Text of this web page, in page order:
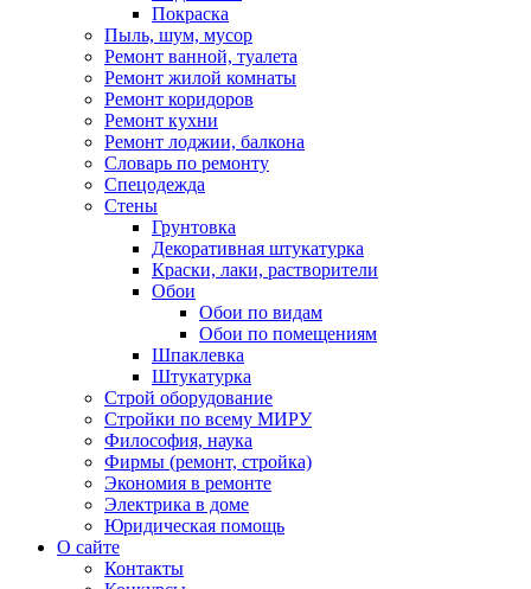
Покраска
Пыль, шум, мусор
Ремонт ванной, туалета
Ремонт жилой комнаты
Ремонт коридоров
Ремонт кухни
Ремонт лоджии, балкона
Словарь по ремонту
Спецодежда
Стены
Грунтовка
Декоративная штукатурка
Краски, лаки, растворители
Обои
Обои по видам
Обои по помещениям
Шпаклевка
Штукатурка
Строй оборудование
Стройки по всему МИРУ
Философия, наука
Фирмы (ремонт, стройка)
Экономия в ремонте
Электрика в доме
Юридическая помощь
О сайте
Контакты